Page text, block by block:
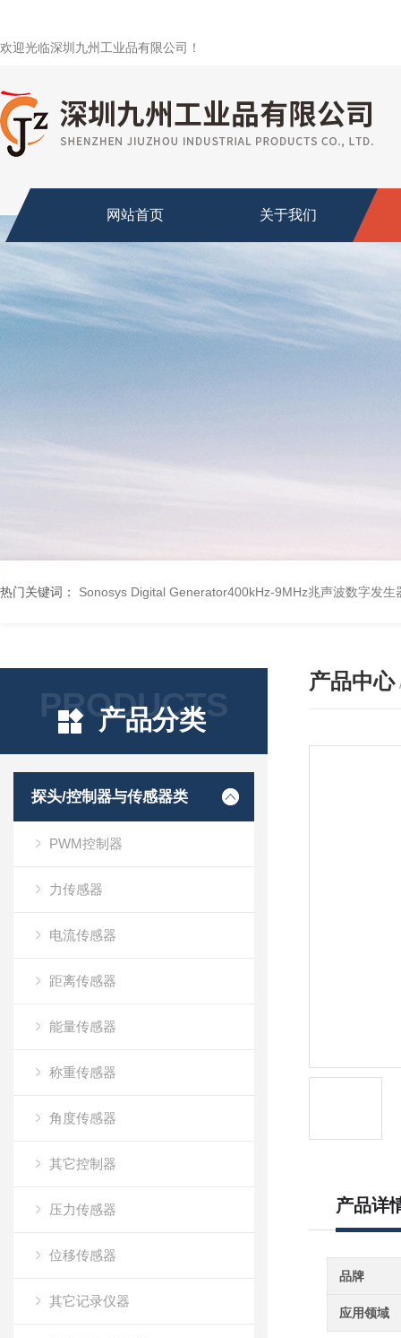
欢迎光临深圳九州工业品有限公司！
网站首页 关于我们
热门关键词： Sonosys Digital Generator400kHz-9MHz兆声波数字发生
PRODUCTS
产品分类
探头/控制器与传感器类
PWM控制器
力传感器
电流传感器
距离传感器
能量传感器
称重传感器
角度传感器
其它控制器
压力传感器
位移传感器
其它记录仪器
产品中心
产品详
品牌
应用领域